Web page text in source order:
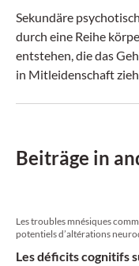
Sekundäre
durch eine Reihe
entstehen, die das
in Mitleidenschaft
Beiträge in
Les troubles mnésiques
potentiels d’altérations
Les déficits cognitifs